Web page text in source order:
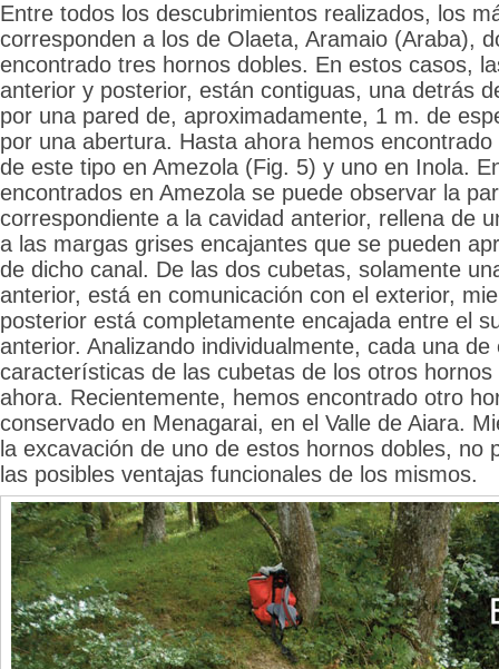
Entre todos los descubrimientos realizados, los
corresponden a los de Olaeta, Aramaio (Araba),
encontrado tres hornos dobles. En estos casos,
anterior y posterior, están contiguas, una detrás
por una pared de, aproximadamente, 1 m. de
por una abertura. Hasta ahora hemos
de este tipo en Amezola (Fig. 5) y uno en Inola.
encontrados en Amezola se puede observar la
correspondiente a la cavidad anterior, rellena de
a las margas grises encajantes que se pueden
de dicho canal. De las dos cubetas, solamente
anterior, está en comunicación con el exterior,
posterior está completamente encajada entre el
anterior. Analizando individualmente, cada una de
características de las cubetas de los otros
ahora. Recientemente, hemos encontrado otro
conservado en Menagarai, en el Valle de Aiara.
la excavación de uno de estos hornos dobles, no
las posibles ventajas funcionales de los mismos.